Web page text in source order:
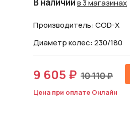
в 3 магазинах
Производитель: COD-X
Диаметр колес: 230/180
9 605 ₽ 10 110 ₽
Цена при оплате Онлайн